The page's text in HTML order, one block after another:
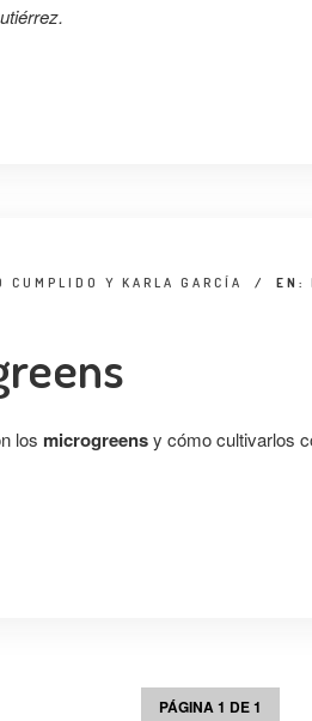
CUMPLIDO Y KARLA GARCÍA / EN:
los microgreensy cómo cultivarlos
PÁGINA 1 DE 1